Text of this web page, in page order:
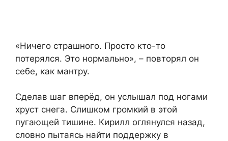
«Ничего страшного. Просто кто-то
потерялся. Это нормально», – повторял он
себе, как мантру.
Сделав шаг вперёд, он услышал под ногами
хруст снега. Слишком громкий в этой
пугающей тишине. Кирилл оглянулся назад,
словно пытаясь найти поддержку в